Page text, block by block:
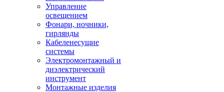
Управление
освещением
Фонари, ночники,
гирлянды
Кабеленесущие
системы
Электромонтажный и
диэлектрический
инструмент
Монтажные изделия